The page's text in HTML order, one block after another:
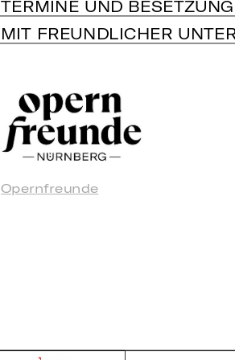
TERMINE UND BESETZUNG
MIT FREUNDLICHER
Opernfreunde